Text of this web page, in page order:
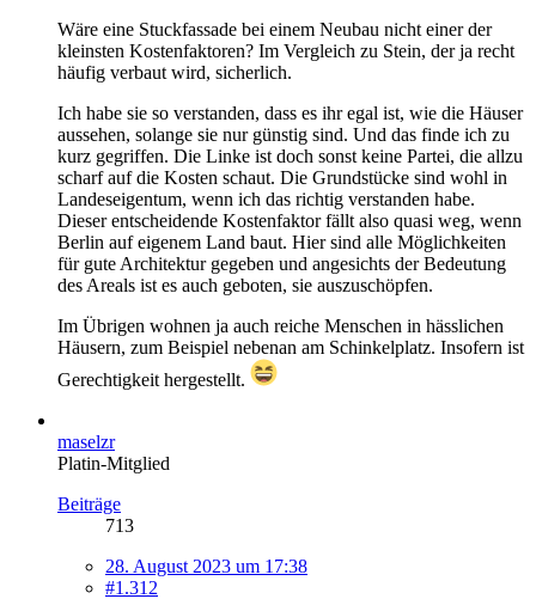
Wäre eine Stuckfassade bei einem Neubau nicht einer der
kleinsten Kostenfaktoren? Im Vergleich zu Stein, der ja recht
häufig verbaut wird, sicherlich.
Ich habe sie so verstanden, dass es ihr egal ist, wie die Häuser
aussehen, solange sie nur günstig sind. Und das finde ich zu
kurz gegriffen. Die Linke ist doch sonst keine Partei, die allzu
scharf auf die Kosten schaut. Die Grundstücke sind wohl in
Landeseigentum, wenn ich das richtig verstanden habe.
Dieser entscheidende Kostenfaktor fällt also quasi weg, wenn
Berlin auf eigenem Land baut. Hier sind alle Möglichkeiten
für gute Architektur gegeben und angesichts der Bedeutung
des Areals ist es auch geboten, sie auszuschöpfen.
Im Übrigen wohnen ja auch reiche Menschen in hässlichen
Häusern, zum Beispiel nebenan am Schinkelplatz. Insofern ist
Gerechtigkeit hergestellt.
maselzr
Platin-Mitglied
Beiträge
713
28. August 2023 um 17:38
#1.312